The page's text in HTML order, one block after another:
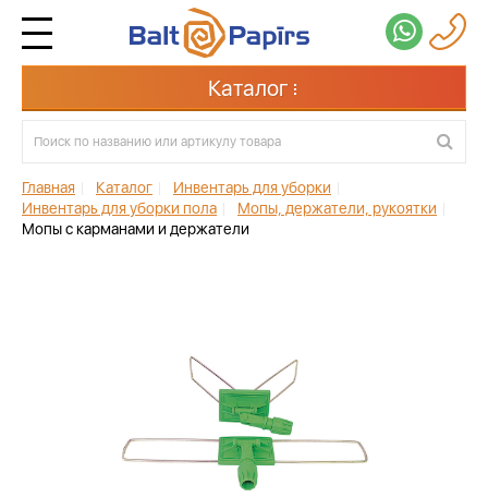
Каталог
Главная Каталог Инвентарь для уборки
Инвентарь для уборки пола
Мопы, держатели, рукоятки
Мопы с карманами и держатели